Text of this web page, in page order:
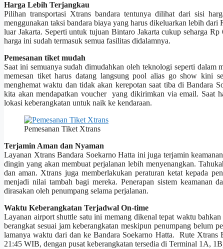
Harga Lebih Terjangkau
Pilihan transportasi Xtrans bandara tentunya dilihat dari sisi
menggunakan taksi bandara biaya yang harus dikeluarkan lebih dari
luar Jakarta. Seperti untuk tujuan Bintaro Jakarta cukup seharga
harga ini sudah termasuk semua fasilitas didalamnya.
Pemesanan tiket mudah
Saat ini semuanya sudah dimudahkan oleh teknologi seperti
memesan tiket harus datang langsung pool alias go show kini
menghemat waktu dan tidak akan kerepotan saat tiba di Bandara
kita akan mendapatkan voucher yang dikirimkan via email. Saat
lokasi keberangkatan untuk naik ke kendaraan.
Pemesanan Tiket Xtrans
Terjamin Aman dan Nyaman
Layanan Xtrans Bandara Soekarno Hatta ini juga terjamin
dingin yang akan membuat perjalanan lebih menyenangkan.
dan aman. Xtrans juga memberlakukan peraturan ketat kepada
menjadi nilai tambah bagi mereka. Penerapan sistem keamanan
dirasakan oleh penumpang selama perjalanan.
Waktu Keberangkatan Terjadwal On-time
Layanan airport shuttle satu ini memang dikenal tepat waktu
berangkat sesuai jam keberangkatan meskipun penumpang belum
lamanya waktu dari dan ke Bandara Soekarno Hatta. Rute
21:45 WIB, dengan pusat keberangkatan tersedia di Terminal 1A,